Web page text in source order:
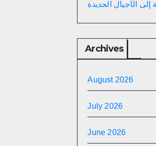
الأجيال الجديدة
Archives
August 2026
July 2026
June 2026